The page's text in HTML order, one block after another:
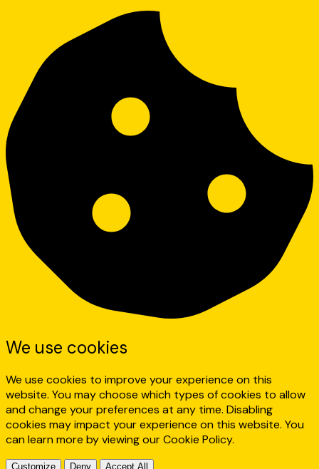
We use cookies
We use cookies to improve your experience on this
website. You may choose which types of cookies to allow
and change your preferences at any time. Disabling
cookies may impact your experience on this website. You
can learn more by viewing our Cookie Policy.
Customize Deny Accept All